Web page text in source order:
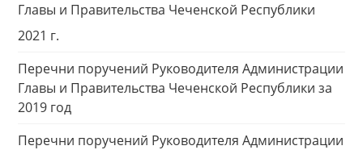
Главы и Правительства Чеченской Республики
2021 г.
Перечни поручений Руководителя Администрации
Главы и Правительства Чеченской Республики за
2019 год
Перечни поручений Руководителя Администрации